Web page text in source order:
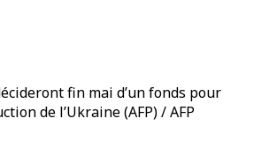
fin mai d’un fonds pour
de l’Ukraine (AFP) / AFP